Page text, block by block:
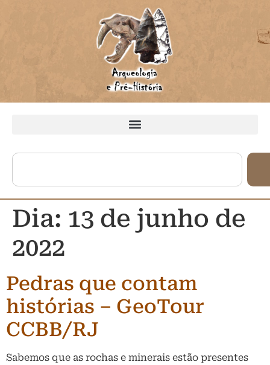
Dia: 13 de junho de
2022
Pedras que contam
histórias – GeoTour
CCBB/RJ
Sabemos que as rochas e minerais estão presentes